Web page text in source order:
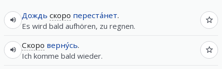
Дождь скоро переста́нет.
Es wird bald aufhören, zu regnen.
Скоро верну́сь.
Ich komme bald wieder.